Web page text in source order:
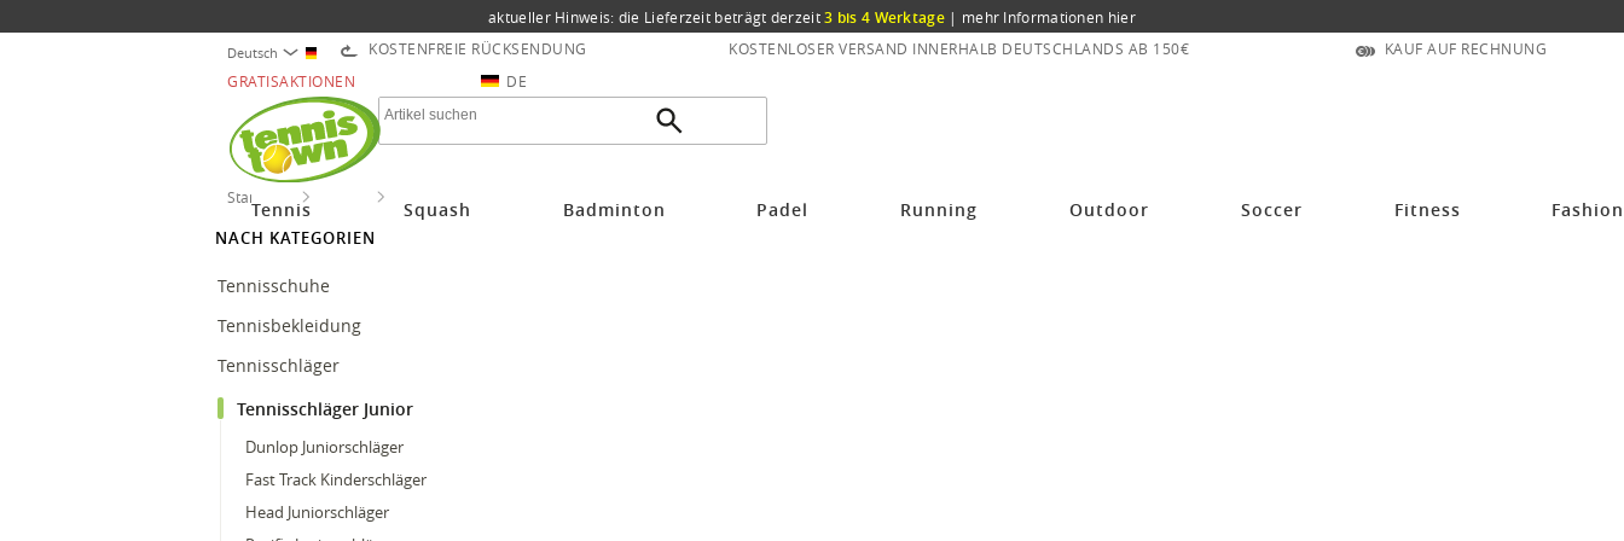
aktueller Hinweis: die Lieferzeit beträgt derzeit3 bis 4 Werktage | mehr Informationen hier
Deutsch KOSTENFREIE RÜCKSENDUNG KOSTENLOSER VERSAND INNERHALB DEUTSCHLANDS AB 150€
KAUF AUF RECHNUNG
GRATISAKTIONEN
DE
Tennis Squash Badminton Padel Running Outdoor Soccer Fitness Fashion
Startseite
NACH KATEGORIEN
Tennisschuhe
Tennisbekleidung
Tennisschläger
Tennisschläger Junior
Dunlop Juniorschläger
Fast Track Kinderschläger
Head Juniorschläger